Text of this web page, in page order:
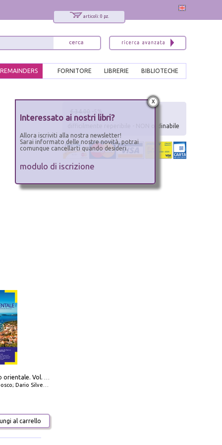
articoli: 0 pz.
BIBLIOTECHE
LIBRERIE
FORNITORE
REMAINDERS
777 Adriatico orientale. Vol. 2: Costa della Dalmazia da Zara a Molunat, Isole della Dalmazia Meridionale e Montenegro
Silvestro; Marco Sbrizzi
al carrello
difficilmente reperibile - NON ordinabile
x
Interessato ai nostri libri?
Allora iscriviti alla nostra newsletter!
Sarai informato delle nostre novità, potrai
comunque cancellarti quando desideri.
modulo di iscrizione